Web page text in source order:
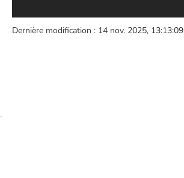
Dernière modification : 14 nov. 2025, 13:13:09